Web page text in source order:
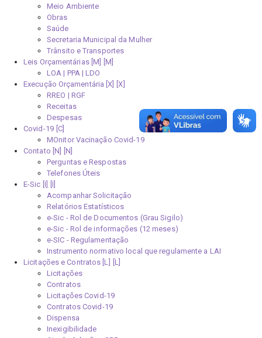
Meio Ambiente
Obras
Saúde
Secretaria Municipal da Mulher
Trânsito e Transportes
Leis Orçamentárias [M]
LOA | PPA | LDO
Execução Orçamentária [X]
RREO | RGF
Receitas
Despesas
Covid-19
MOnitor Vacinação Covid-19
Contato [N]
Perguntas e Respostas
Telefones Úteis
E-Sic [I]
Acompanhar Solicitação
Relatórios Estatísticos
e-Sic - Rol de Documentos (Grau Sigilo)
e-Sic - Rol de informações (12 meses)
e-SIC - Regulamentação
Instrumento normativo local que regulamente a LAI
Licitações e Contratos [L]
Licitações
Contratos
Licitações Covid-19
Contratos Covid-19
Dispensa
Inexigibilidade